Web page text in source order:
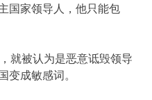
国家领导人，他只能包
就被认为是恶意诋毁领导
变成敏感词。